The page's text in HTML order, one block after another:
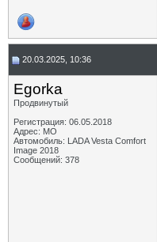
20.03.2025, 10:36
Egorka
Продвинутый
Регистрация: 06.05.2018
Адрес: МО
Автомобиль: LADA Vesta Comfort
Image 2018
Сообщений: 378